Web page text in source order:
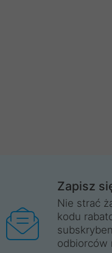
Zapisz
Nie strać
kodu
odbiorców